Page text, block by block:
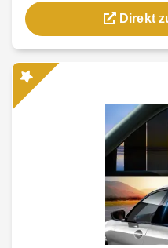
Direkt